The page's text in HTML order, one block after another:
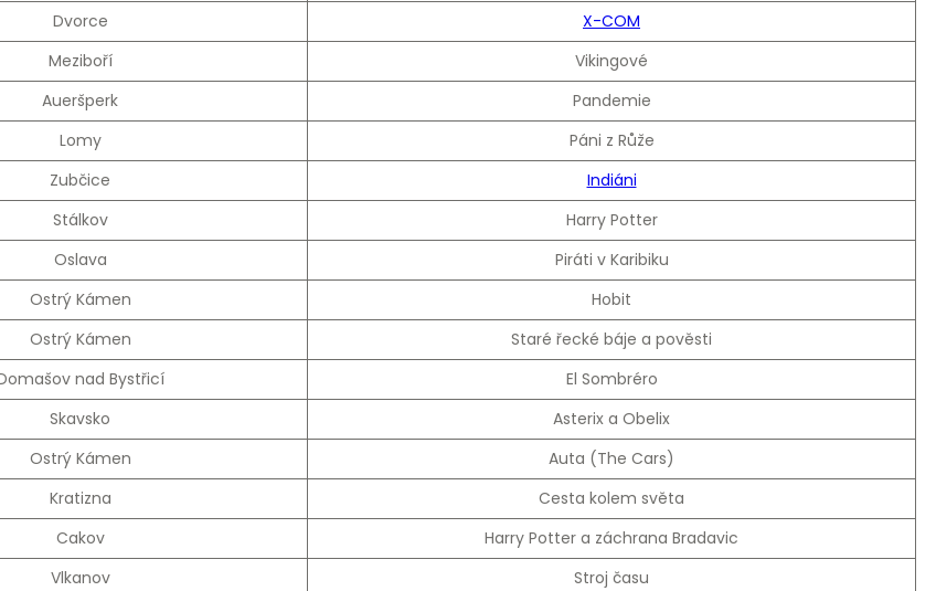
Dvorce
X-COM
Meziboří
Vikingové
Aueršperk
Pandemie
Lomy
Páni z Růže
Zubčice
Indiáni
Stálkov
Harry Potter
Oslava
Piráti v Karibiku
Ostrý Kámen
Hobit
Ostrý Kámen
Staré řecké báje a pověsti
nad Bystřicí
El Sombréro
Skavsko
Asterix a Obelix
Ostrý Kámen
Auta (The Cars)
Kratizna
Cesta kolem světa
Cakov
Harry Potter a záchrana Bradavic
Vlkanov
Stroj času